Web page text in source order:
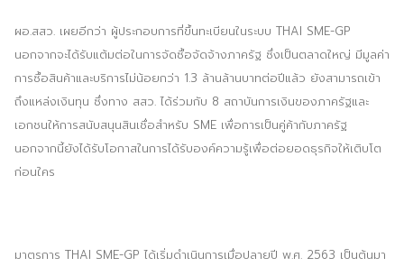
ผอ.สสว. เผยอีกว่า ผู้ประกอบการที่ขึ้นทะเบียนในระบบ THAI SME-GP
นอกจากจะได้รับแต้มต่อในการจัดซื้อจัดจ้างภาครัฐ ซึ่งเป็นตลาดใหญ่ มีมูลค่า
การซื้อสินค้าและบริการไม่น้อยกว่า 1.3 ล้านล้านบาทต่อปีแล้ว ยังสามารถเข้า
ถึงแหล่งเงินทุน ซึ่งทาง สสว. ได้ร่วมกับ 8 สถาบันการเงินของภาครัฐและ
เอกชนให้การสนับสนุนสินเชื่อสำหรับ SME เพื่อการเป็นคู่ค้ากับภาครัฐ
นอกจากนี้ยังได้รับโอกาสในการได้รับองค์ความรู้เพื่อต่อยอดธุรกิจให้เติบโต
ก่อนใคร
มาตรการ THAI SME-GP ได้เริ่มดำเนินการเมื่อปลายปี พ.ศ. 2563 เป็นต้นมา